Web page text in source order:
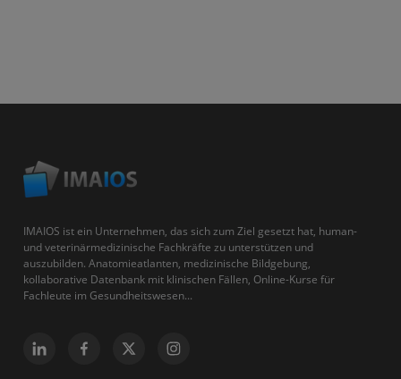
IMAIOS ist ein Unternehmen, das sich zum Ziel gesetzt hat, human-
und veterinärmedizinische Fachkräfte zu unterstützen und
auszubilden. Anatomieatlanten, medizinische Bildgebung,
kollaborative Datenbank mit klinischen Fällen, Online-Kurse für
Fachleute im Gesundheitswesen...